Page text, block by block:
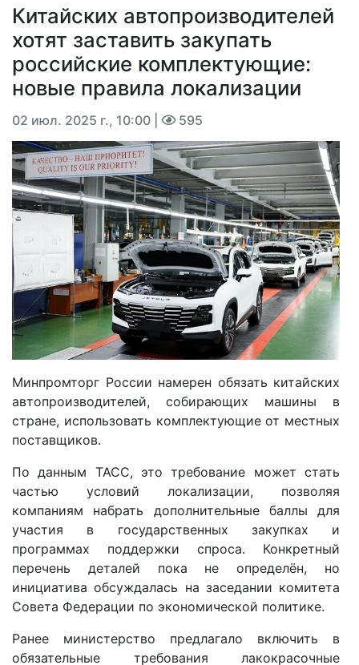
Китайских автопроизводителей
хотят заставить закупать
российские комплектующие:
новые правила локализации
02 июл. 2025 г., 10:00 595
Минпромторг России намерен обязать китайских
автопроизводителей, собирающих машины в
стране, использовать комплектующие от местных
поставщиков.
По данным ТАСС, это требование может стать
частью условий локализации, позволяя
компаниям набрать дополнительные баллы для
участия в государственных закупках и
программах поддержки спроса. Конкретный
перечень деталей пока не определён, но
инициатива обсуждалась на заседании комитета
Совета Федерации по экономической политике.
Ранее министерство предлагало включить в
обязательные требования лакокрасочные